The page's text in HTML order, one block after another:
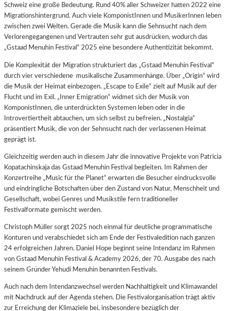
Schweiz eine große Bedeutung. Rund 40% aller Schweizer hatten 2022 eine
Migrationshintergrund. Auch viele KomponistInnen und MusikerInnen leben
zwischen zwei Welten. Gerade die Musik kann die Sehnsucht nach dem
Verlorengegangenen und Vertrauten sehr gut ausdrücken, wodurch das
„Gstaad Menuhin Festival“ 2025 eine besondere Authentizität bekommt.
Die Komplexität der Migration strukturiert das „Gstaad Menuhin Festival“
durch vier verschiedene musikalische Zusammenhänge. Über „Origin“ wird
die Musik der Heimat einbezogen. „Escape to Exile“ zielt auf Musik auf der
Flucht und im Exil. „Inner Emigration“ widmet sich der Musik von
KomponistInnen, die unterdrückten Systemen leben oder in die
Introvertiertheit abtauchen, um sich selbst zu befreien. „Nostalgia“
präsentiert Musik, die von der Sehnsucht nach der verlassenen Heimat
geprägt ist.
Gleichzeitig werden auch in diesem Jahr die innovative Projekte von Patricia
Kopatachinskaja das Gstaad Menuhin Festival begleiten. Im Rahmen der
Konzertreihe „Music für the Planet“ erwarten die Besucher eindrucksvolle
und eindringliche Botschaften über den Zustand von Natur, Menschheit und
Gesellschaft, wobei Genres und Musikstile fern traditioneller
Festivalformate gemischt werden.
Christoph Müller sorgt 2025 noch einmal für deutliche programmatische
Konturen und verabschiedet sich am Ende der Festivaledition nach ganzen
24 erfolgreichen Jahren. Daniel Hope beginnt seine Intendanz im Rahmen
von Gstaad Menuhin Festival & Academy 2026, der 70. Ausgabe des nach
seinem Gründer Yehudi Menuhin benannten Festivals.
Auch nach dem Intendanzwechsel werden Nachhaltigkeit und Klimawandel
mit Nachdruck auf der Agenda stehen. Die Festivalorganisation trägt aktiv
zur Erreichung der Klimaziele bei, insbesondere bezüglich der